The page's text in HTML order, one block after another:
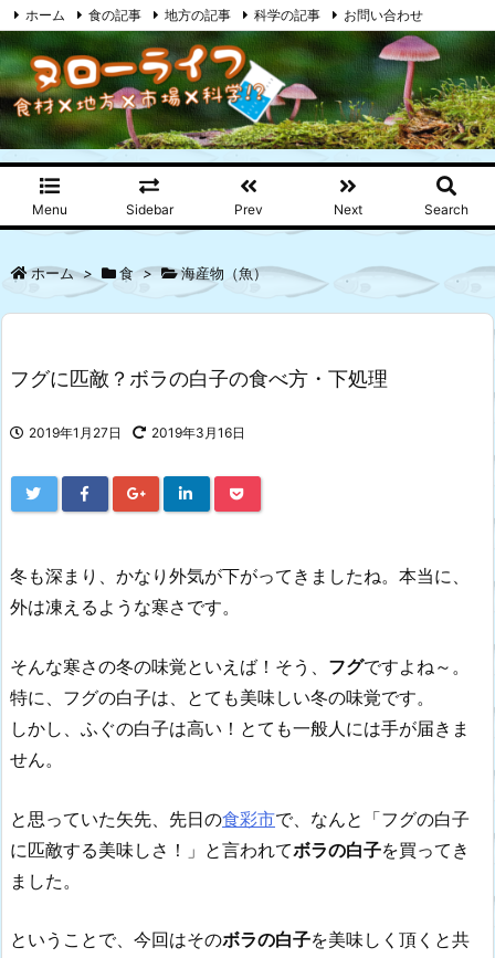
Menu Sidebar Prev Next Search
ホーム 食の記事 地方の記事 科学の記事
お問い合わせ
プライバシーポリシー
RSS Feedly
ホーム > 食 > 海産物（魚）
フグに匹敵？ボラの白子の食べ方・下処理
2019年1月27日 2019年3月16日
冬も深まり、かなり外気が下がってきましたね。本当に、
外は凍えるような寒さです。
そんな寒さの冬の味覚といえば！そう、 フグですよね～。
特に、フグの白子は、とても美味しい冬の味覚です。
しかし、ふぐの白子は高い！とても一般人には手が届きま
せん。
と思っていた矢先、先日の食彩市で、なんと「フグの白子
に匹敵する美味しさ！」と言われてボラの白子を買ってき
ました。
ということで、今回はそのボラの白子を美味しく頂くと共